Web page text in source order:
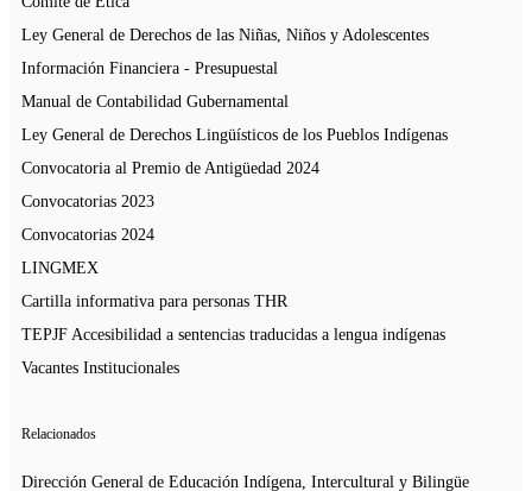
Ley General de Derechos de las Niñas, Niños y Adolescentes
Información Financiera - Presupuestal
Manual de Contabilidad Gubernamental
Ley General de Derechos Lingüísticos de los Pueblos Indígenas
Convocatoria al Premio de Antigüedad 2024
Convocatorias 2023
Convocatorias 2024
LINGMEX
Cartilla informativa para personas THR
TEPJF Accesibilidad a sentencias traducidas a lengua indígenas
Vacantes Institucionales
Relacionados
Dirección General de Educación Indígena, Intercultural y Bilingüe